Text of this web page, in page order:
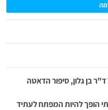
בן גלון, סיפור הדאטה
הופך להיות המפתח לעתיד